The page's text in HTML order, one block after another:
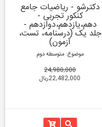
دکترشو - ریاضیات جامع
کنکور تجربی -
دهم،یازدهم،دوازدهم -
جلد یک (درسنامه، تست،
آزمون)
موضوع: متوسطه دوم
24,980,000
22,482,000ریال